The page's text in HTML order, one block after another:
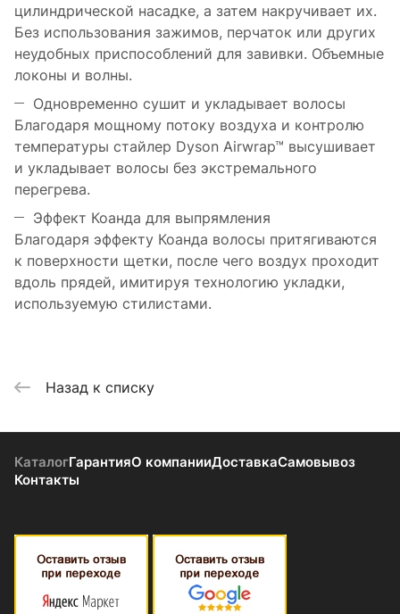
цилиндрической насадке, а затем накручивает их.
Без использования зажимов, перчаток или других
неудобных приспособлений для завивки. Объемные
локоны и волны.
Одновременно сушит и укладывает волосы
Благодаря мощному потоку воздуха и контролю
температуры стайлер Dyson Airwrap™ высушивает
и укладывает волосы без экстремального
перегрева.
Эффект Коанда для выпрямления
Благодаря эффекту Коанда волосы притягиваются
к поверхности щетки, после чего воздух проходит
вдоль прядей, имитируя технологию укладки,
используемую стилистами.
Назад к списку
КаталогГарантияО компанииДоставкаСамовывоз
Контакты